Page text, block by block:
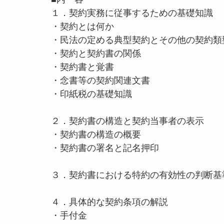
１．契約実務に従事するための基礎知識
・契約とは何か
・民法の定める典型契約とその他の契約類
・契約と契約書の関係
・契約書と覚書
・念書等の契約関連文書
・印紙税の基礎知識
２．契約書の構造と契約当事者の表示
・契約書の構造の概要
・契約書の署名と記名押印
３．契約書における特約の有効性の判断基
４．具体的な契約条項の解説
・手付金